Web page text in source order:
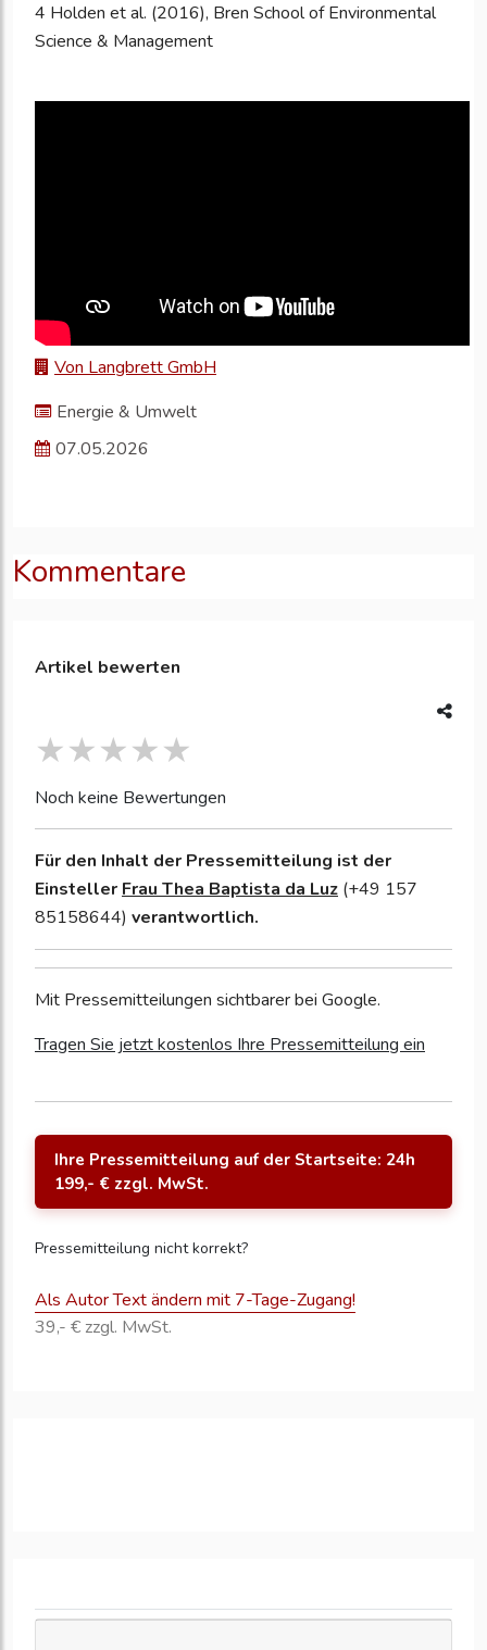
4 Holden et al. (2016), Bren School of Environmental
Science & Management
Von Langbrett GmbH
Energie & Umwelt
07.05.2026
Kommentare
Artikel bewerten
Noch keine Bewertungen
Für den Inhalt der Pressemitteilung ist der
Einsteller Frau Thea Baptista da Luz (+49 157
85158644) verantwortlich.
Mit Pressemitteilungen sichtbarer bei Google.
Tragen Sie jetzt kostenlos Ihre Pressemitteilung ein
Ihre Pressemitteilung auf der Startseite: 24h
199,- € zzgl. MwSt.
Pressemitteilung nicht korrekt?
Als Autor Text ändern mit 7-Tage-Zugang!
39,- € zzgl. MwSt.